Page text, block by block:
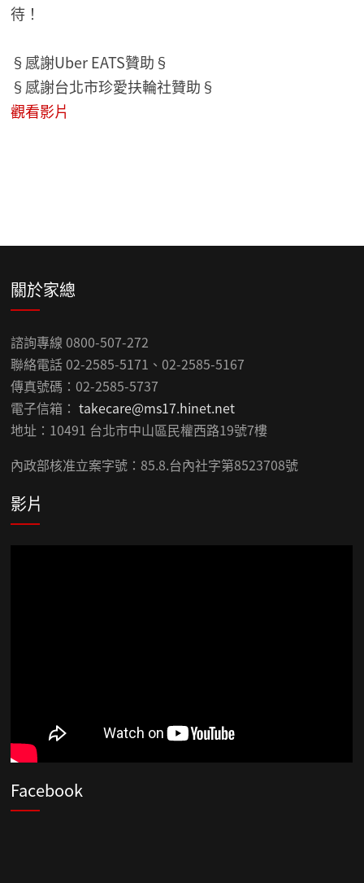
待！
§感謝Uber EATS贊助§
§感謝台北市珍愛扶輪社贊助§
觀看影片
關於家總
諮詢專線 0800-507-272
聯絡電話 02-2585-5171、02-2585-5167
傳真號碼：02-2585-5737
電子信箱：takecare@ms17.hinet.net
地址：10491 台北市中山區民權西路19號7樓
內政部核准立案字號：85.8.台內社字第8523708號
影片
Facebook